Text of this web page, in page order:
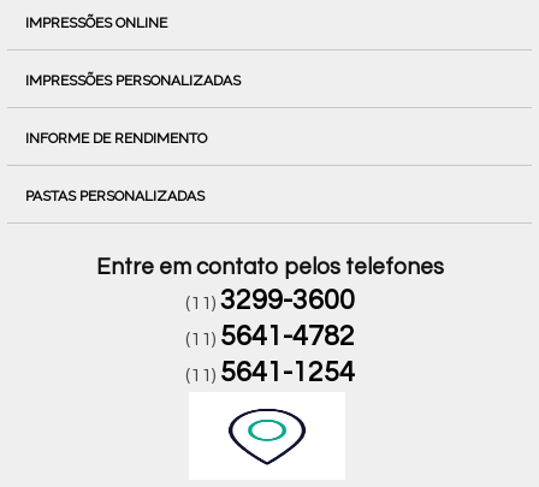
IMPRESSÕES ONLINE
IMPRESSÕES PERSONALIZADAS
INFORME DE RENDIMENTO
PASTAS PERSONALIZADAS
Entre em contato pelos telefones
(11) 3299-3600
(11) 5641-4782
(11) 5641-1254